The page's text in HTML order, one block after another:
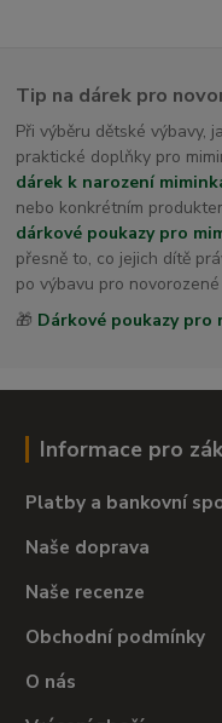
Tip na dárek pro
Při výběru dětské výbavy,
praktické doplňky pro
dárek k narození
nebo konkrétním
dárkové poukazy pro
přesně to, co jejich dítě
po výbavu pro novorozené
🎁 Dárkové poukazy pro
Informace pro
Platby a bankovní
Naše doprava
Naše recenze
Obchodní podmínky
O nás